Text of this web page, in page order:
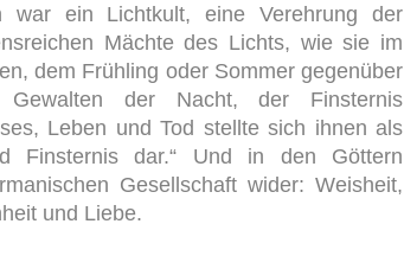
war ein Lichtkult, eine Verehrung der
Mächte des Lichts, wie sie im
dem Frühling oder Sommer gegenüber
Gewalten der Nacht, der Finsternis
Leben und Tod stellte sich ihnen als
Finsternis dar.“
Und in den Göttern
Gesellschaft wider: Weisheit,
und Liebe.